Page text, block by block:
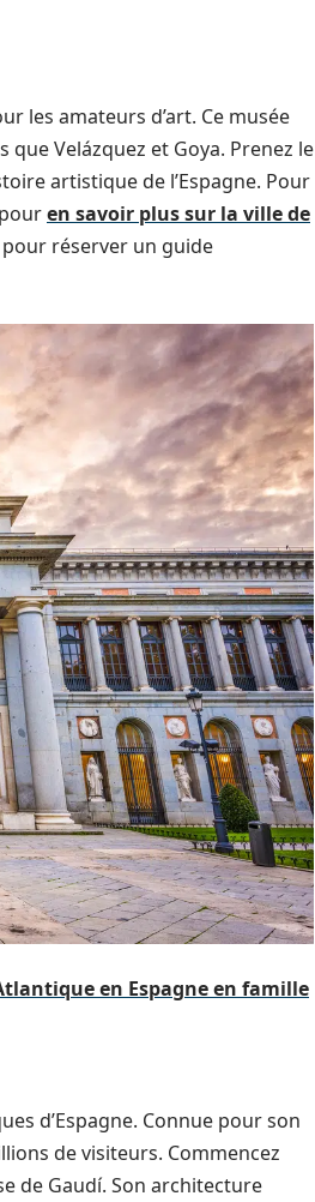
les amateurs d’art. Ce musée
Velázquez et Goya. Prenez le
artistique de l’Espagne. Pour
en savoir plus sur la ville de
réserver un guide
en Espagne en famille
d’Espagne. Connue pour son
de visiteurs. Commencez
de Gaudí. Son architecture